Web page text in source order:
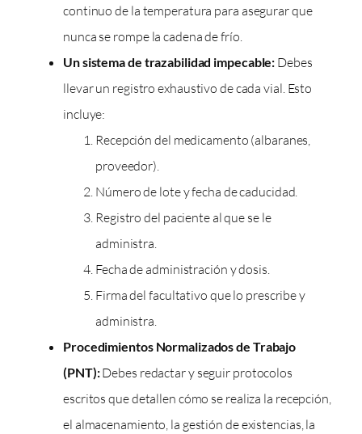
continuo de la temperatura para asegurar que
nunca se rompe la cadena de frío.
Un sistema de trazabilidad impecable: Debes
llevar un registro exhaustivo de cada vial. Esto
incluye:
Recepción del medicamento (albaranes,
proveedor).
Número de lote y fecha de caducidad.
Registro del paciente al que se le
administra.
Fecha de administración y dosis.
Firma del facultativo que lo prescribe y
administra.
Procedimientos Normalizados de Trabajo
(PNT):Debes redactar y seguir protocolos
escritos que detallen cómo se realiza la recepción,
el almacenamiento, la gestión de existencias, la